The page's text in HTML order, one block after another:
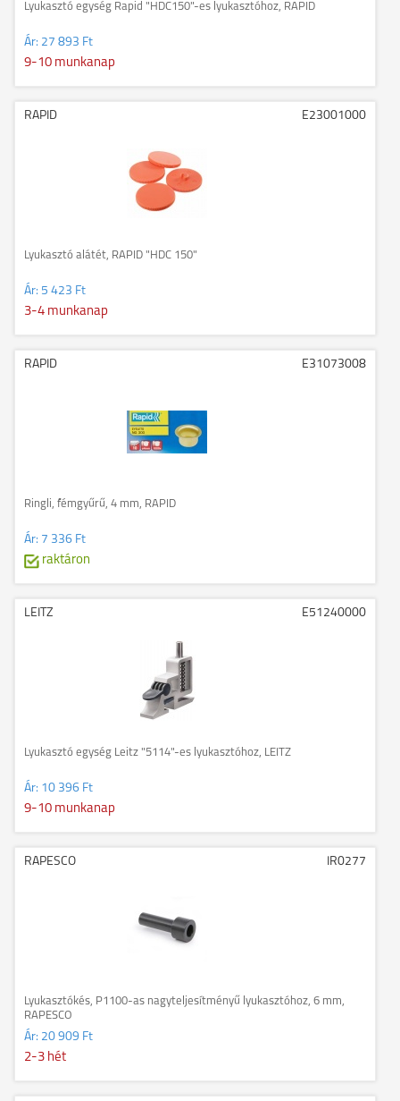
Lyukasztó egység Rapid "HDC150"-es lyukasztóhoz, RAPID
Ár: 27 893 Ft
9-10 munkanap
RAPID E23001000
Lyukasztó alátét, RAPID "HDC 150"
Ár: 5 423 Ft
3-4 munkanap
RAPID E31073008
Ringli, fémgyűrű, 4 mm, RAPID
Ár: 7 336 Ft
raktáron
LEITZ E51240000
Lyukasztó egység Leitz "5114"-es lyukasztóhoz, LEITZ
Ár: 10 396 Ft
9-10 munkanap
RAPESCO IR0277
Lyukasztókés, P1100-as nagyteljesítményű lyukasztóhoz, 6 mm,
RAPESCO
Ár: 20 909 Ft
2-3 hét